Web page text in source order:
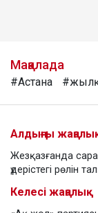
Мақалада
#Астана
Алдыңғы
Жезқазғанда
үдерістегі рөлін
Келесі жаңалық